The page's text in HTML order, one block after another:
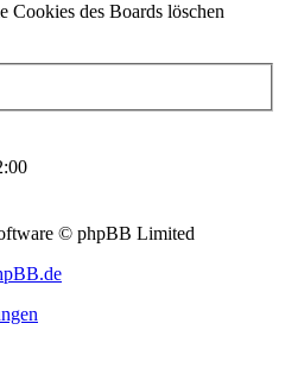
Cookies des Boards löschen
© phpBB Limited